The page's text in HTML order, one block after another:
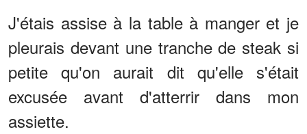
J'étais assise à la table à manger et je
pleurais devant une tranche de steak si
petite qu'on aurait dit qu'elle s'était
excusée avant d'atterrir dans mon
assiette.